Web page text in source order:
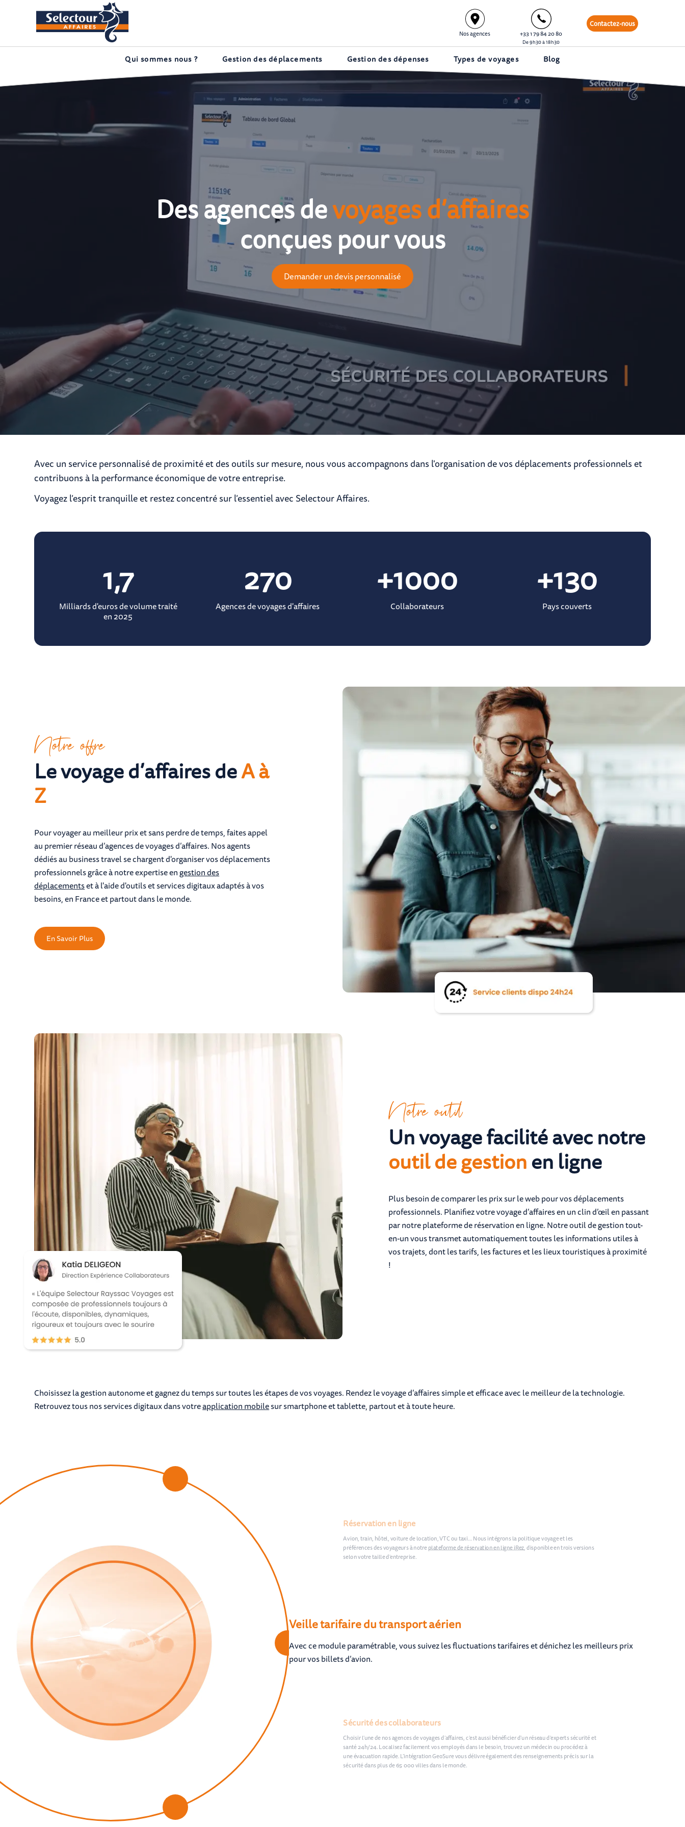
Nos agences +33 1 79 84 20 80
De 9h30 à 18h30
Contactez-nous
Qui sommes nous ? Gestion des déplacements Gestion des dépenses Types de voyages Blog
Des agences devoyages d’affaires
conçues pour vous
Demander un devis personnalisé
Avec un service personnalisé de proximité et des outils sur mesure, nous vous accompagnons dans l'organisation de vos déplacements professionnels et
contribuons à la performance économique de votre entreprise.
Voyagez l’esprit tranquille et restez concentré sur l’essentiel avec Selectour Affaires.
1,7
Milliards d'euros de volume traité
en 2025
270
Agences de voyages d'affaires
+1000
Collaborateurs
+130
Pays couverts
Notre offre
Le voyage d’affaires deA à
Z
Pour voyager au meilleur prix et sans perdre de temps, faites appel
au premier réseau d’agences de voyages d’affaires. Nos agents
dédiés au business travel se chargent d'organiser vos déplacements
professionnels grâce à notre expertise engestion des
déplacementset à l'aide d'outils et services digitaux adaptés à vos
besoins, en France et partout dans le monde.
en ligne au traitement des notes de frais, en passant par
l’assurance, nous offrons aux entreprises la meilleure expérience
En Savoir Plus
Notre outil
Un voyage facilité avec notre
outil de gestionen ligne
Plus besoin de comparer les prix sur le web pour vos déplacements
professionnels. Planifiez votre voyage d’affaires en un clin d’œil en passant
par notre plateforme de réservation en ligne. Notre outil de gestion tout-
en-un vous transmet automatiquement toutes les informations utiles à
vos trajets, dont les tarifs, les factures et les lieux touristiques à proximité
!
Choisissez la gestion autonome et gagnez du temps sur toutes les étapes de vos voyages. Rendez le voyage d’affaires simple et efficace avec le meilleur de la technologie.
Retrouvez tous nos services digitaux dans votreapplication mobilesur smartphone et tablette, partout et à toute heure.
Réservation en ligne
Avion, train, hôtel, voiture de location, VTC ou taxi… Nous intégrons la politique voyage et les
préférences des voyageurs à notreplateforme de réservation en ligne iRez, disponible en trois versions
selon votre taille d'entreprise.
Veille tarifaire du transport aérien
Avec ce module paramétrable, vous suivez les fluctuations tarifaires et dénichez les meilleurs prix
pour vos billets d’avion.
Sécurité des collaborateurs
Choisir l'une de nos agences de voyages d’affaires, c’est aussi bénéficier d’un réseau d’experts sécurité et
santé 24h/24. Localisez facilement vos employés dans le besoin, trouvez un médecin ou procédez à
une évacuation rapide. L’intégration GeoSure vous délivre également des renseignements précis sur la
sécurité dans plus de 65 000 villes dans le monde.